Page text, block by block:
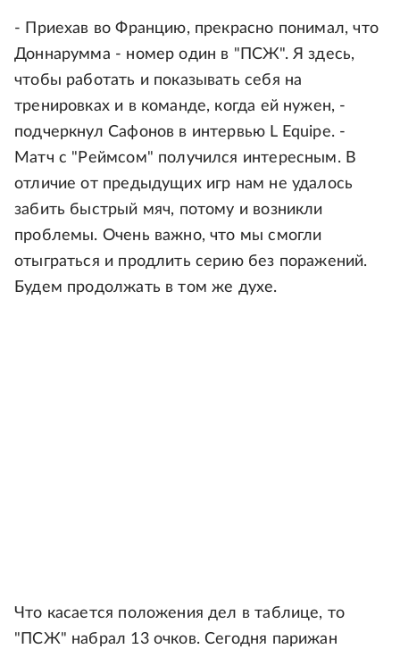
- Приехав во Францию, прекрасно понимал, что
Доннарумма - номер один в "ПСЖ". Я здесь,
чтобы работать и показывать себя на
тренировках и в команде, когда ей нужен, -
подчеркнул Сафонов в интервью L Equipe. -
Матч с "Реймсом" получился интересным. В
отличие от предыдущих игр нам не удалось
забить быстрый мяч, потому и возникли
проблемы. Очень важно, что мы смогли
отыграться и продлить серию без поражений.
Будем продолжать в том же духе.
Что касается положения дел в таблице, то
"ПСЖ" набрал 13 очков. Сегодня парижан